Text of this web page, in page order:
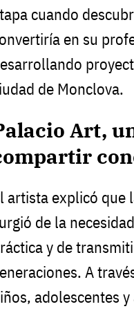
cuando
en su
de Monclova.
Art,
artista explicó que
de la
y de
A
adolescentes